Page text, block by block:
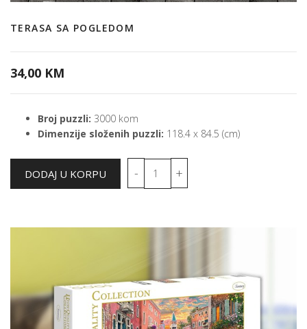
TERASA SA POGLEDOM
34,00 KM
Broj puzzli: 3000 kom
Dimenzije složenih puzzli: 118.4 x 84.5 (cm)